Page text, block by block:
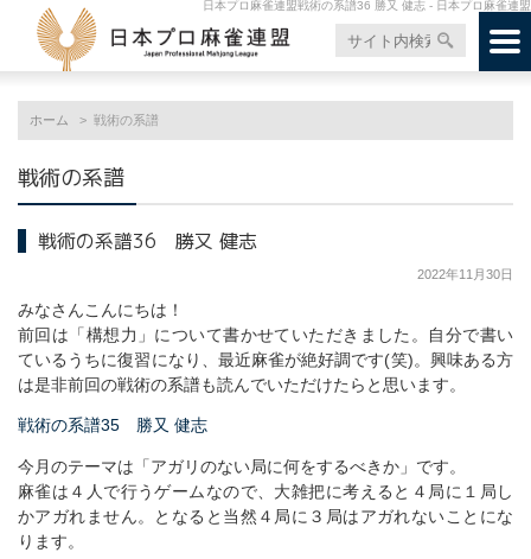
日本プロ麻雀連盟戦術の系譜36 勝又 健志 - 日本プロ麻雀連盟
ホーム 戦術の系譜
戦術の系譜
戦術の系譜36 勝又 健志
2022年11月30日
みなさんこんにちは！
前回は「構想力」について書かせていただきました。自分で書い
ているうちに復習になり、最近麻雀が絶好調です(笑)。興味ある方
は是非前回の戦術の系譜も読んでいただけたらと思います。
戦術の系譜35 勝又 健志
今月のテーマは「アガリのない局に何をするべきか」です。
麻雀は４人で行うゲームなので、大雑把に考えると４局に１局し
かアガれません。となると当然４局に３局はアガれないことにな
ります。